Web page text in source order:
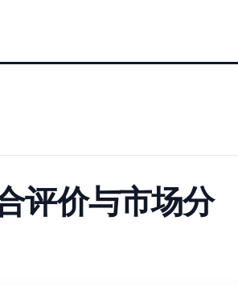
评价与市场分